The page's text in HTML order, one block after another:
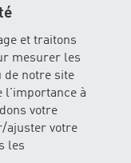
et traitons
mesurer les
de notre site
l'importance à
votre
ajuster votre
les